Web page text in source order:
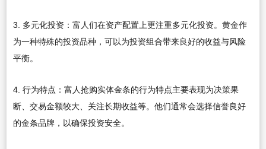
3. 多元化投资：富人们在资产配置上更注重多元化投资。黄金作
为一种特殊的投资品种，可以为投资组合带来良好的收益与风险
平衡。
4. 行为特点：富人抢购实体金条的行为特点主要表现为决策果
断、交易金额较大、关注长期收益等。他们通常会选择信誉良好
的金条品牌，以确保投资安全。